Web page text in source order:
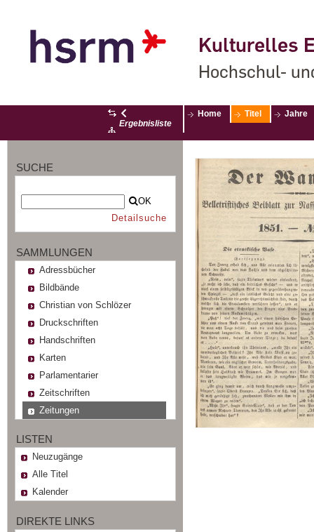
Kulturelles
Hochschul-
Ergebnisliste
Home Titel Jahre
SUCHE
OK
Detailsuche
SAMMLUNGEN
Adressbücher
Bildbände
Christian von Schlözer
Druckschriften
Handschriften
Karten
Parlamentarier
Zeitschriften
Zeitungen
LISTEN
Neuzugänge
Alle Titel
Kalender
DIREKTE LINKS